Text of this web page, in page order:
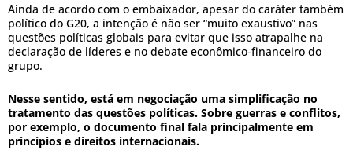
Ainda de acordo com o embaixador, apesar do caráter também
político do G20, a intenção é não ser “muito exaustivo” nas
questões políticas globais para evitar que isso atrapalhe na
declaração de líderes e no debate econômico-financeiro do
grupo.
Nesse sentido, está em negociação uma simplificação no
tratamento das questões políticas. Sobre guerras e conflitos,
por exemplo, o documento final fala principalmente em
princípios e direitos internacionais.